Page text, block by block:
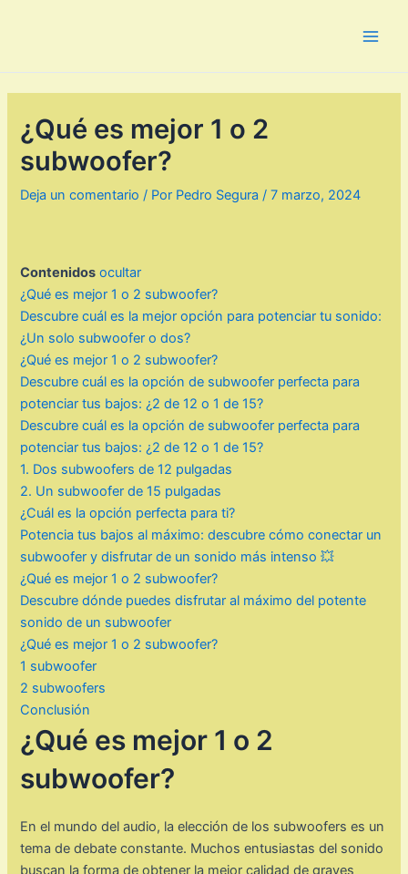
¿Qué es mejor 1 o 2
subwoofer?
Deja un comentario / Por Pedro Segura/7 marzo, 2024
Contenidos ocultar
¿Qué es mejor 1 o 2 subwoofer?
Descubre cuál es la mejor opción para potenciar tu sonido:
¿Un solo subwoofer o dos?
¿Qué es mejor 1 o 2 subwoofer?
Descubre cuál es la opción de subwoofer perfecta para
potenciar tus bajos: ¿2 de 12 o 1 de 15?
Descubre cuál es la opción de subwoofer perfecta para
potenciar tus bajos: ¿2 de 12 o 1 de 15?
1. Dos subwoofers de 12 pulgadas
2. Un subwoofer de 15 pulgadas
¿Cuál es la opción perfecta para ti?
Potencia tus bajos al máximo: descubre cómo conectar un
subwoofer y disfrutar de un sonido más intenso 💥
¿Qué es mejor 1 o 2 subwoofer?
Descubre dónde puedes disfrutar al máximo del potente
sonido de un subwoofer
¿Qué es mejor 1 o 2 subwoofer?
1 subwoofer
2 subwoofers
Conclusión
¿Qué es mejor 1 o 2
subwoofer?
En el mundo del audio, la elección de los subwoofers es un
tema de debate constante. Muchos entusiastas del sonido
buscan la forma de obtener la mejor calidad de graves